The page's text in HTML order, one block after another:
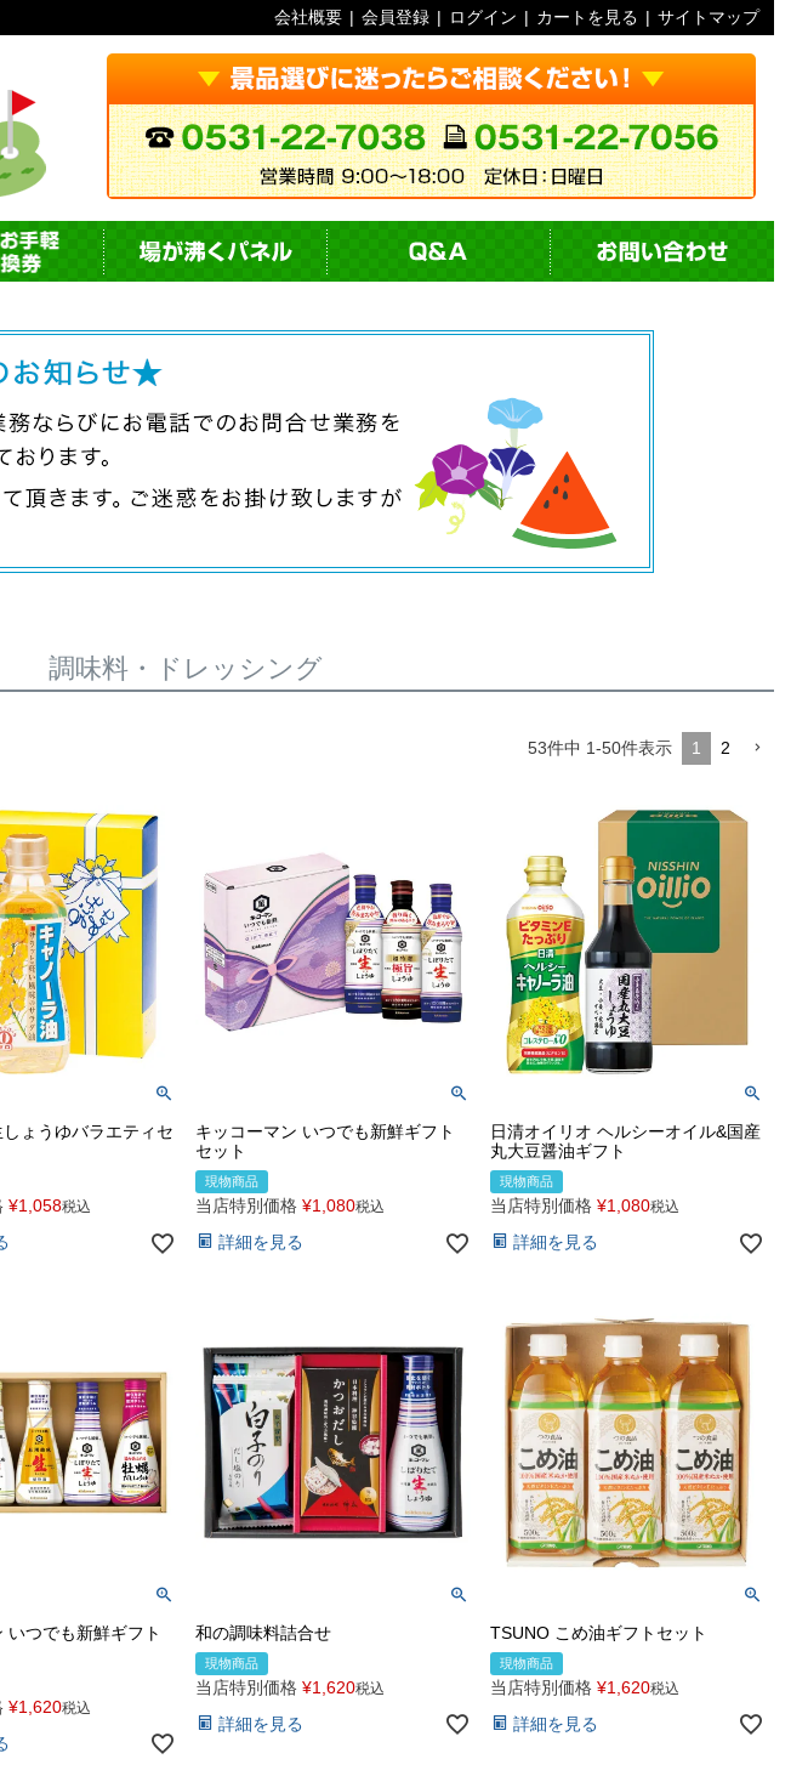
会社概要 | 会員登録 | ログイン | カートを見る | サイトマップ
調味料・ドレッシング
53件中 1-50件表示 1 2
しょうゆバラエティセ
¥1,058税込
キッコーマン いつでも新鮮ギフト
セット
現物商品
当店特別価格 ¥1,080税込
詳細を見る
日清オイリオ ヘルシーオイル&国産
丸大豆醤油ギフト
現物商品
当店特別価格 ¥1,080税込
詳細を見る
いつでも新鮮ギフト
¥1,620税込
和の調味料詰合せ
現物商品
当店特別価格 ¥1,620税込
詳細を見る
TSUNO こめ油ギフトセット
現物商品
当店特別価格 ¥1,620税込
詳細を見る